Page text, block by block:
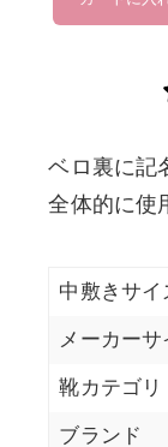
個
ベロ裏に記
全体的に使
中敷きサイ
メーカーサ
靴カテゴリ
ブランド